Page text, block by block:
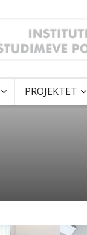
PROJEKTET